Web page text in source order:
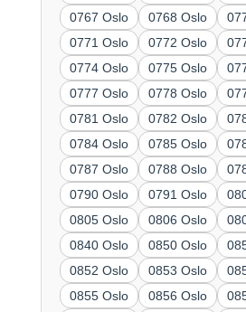
0767 Oslo
0768 Oslo
0771 Oslo
0772 Oslo
0774 Oslo
0775 Oslo
0777 Oslo
0778 Oslo
0781 Oslo
0782 Oslo
0784 Oslo
0785 Oslo
0787 Oslo
0788 Oslo
0790 Oslo
0791 Oslo
0805 Oslo
0806 Oslo
0840 Oslo
0850 Oslo
0852 Oslo
0853 Oslo
0855 Oslo
0856 Oslo